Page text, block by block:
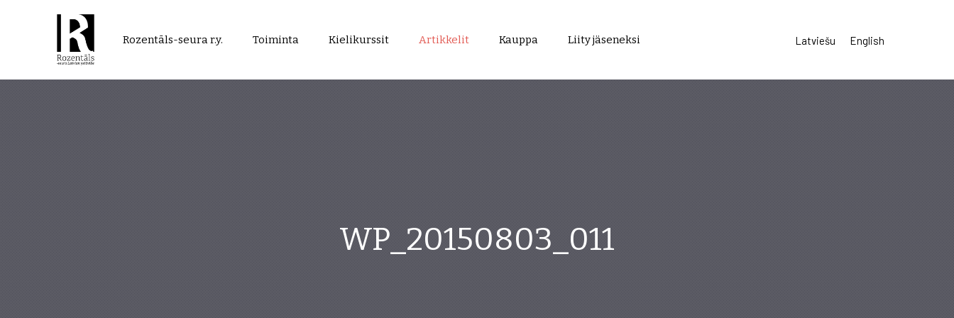
Rozentāls-
seura
Rozentāls-seura r.y. Toiminta Kielikurssit Artikkelit Kauppa Liity jäseneksi Latviešu English
WP_20150803_011